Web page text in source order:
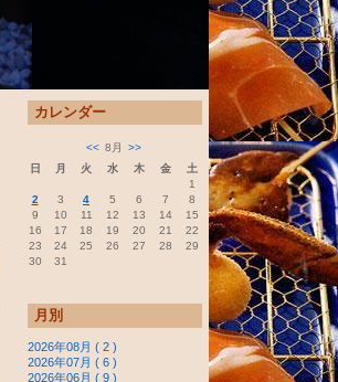
カレンダー
<< 8月
>>
日
月 火 水 木 金
土
1
2
3 4 5 6 7
8
9
10 11 12 13 14
15
16
17 18 19 20 21
22
23
24 25 26 27 28
29
30
31
月別
2026年08月 ( 2 )
2026年07月 ( 6 )
2026年06月 ( 9 )